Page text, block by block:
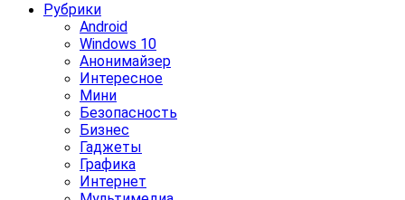
Рубрики
Android
Windows 10
Анонимайзер
Интересное
Мини
Безопасность
Бизнес
Гаджеты
Графика
Интернет